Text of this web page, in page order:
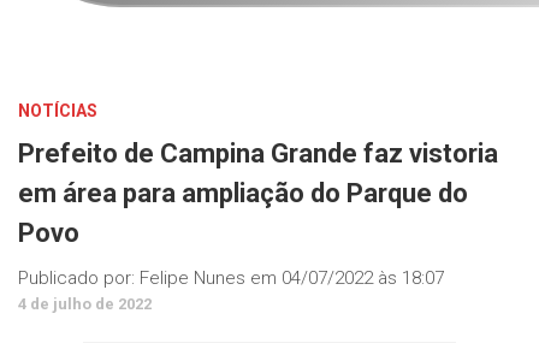
NOTÍCIAS
Prefeito de Campina Grande faz vistoria
em área para ampliação do Parque do
Povo
Publicado por: Felipe Nunes em 04/07/2022 às 18:07
4 de julho de 2022